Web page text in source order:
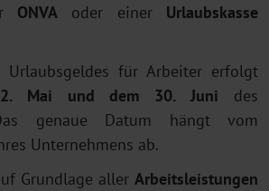
ONVA oder einer Urlaubskasse
für Arbeiter erfolgt
2. Mai und dem 30. Juni des
genaue Datum hängt vom
Unternehmens ab.
Grundlage aller Arbeitsleistungen